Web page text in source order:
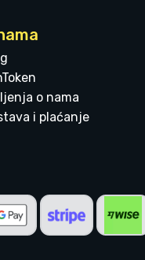
o nama
i plaćanje